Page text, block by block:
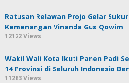
Ratusan Relawan Projo Gelar
Kemenangan Vinanda Gus Qowim
12122 Views
Wakil Wali Kota Ikuti Panen Padi
14 Provinsi di Seluruh Indonesia
11283 Views